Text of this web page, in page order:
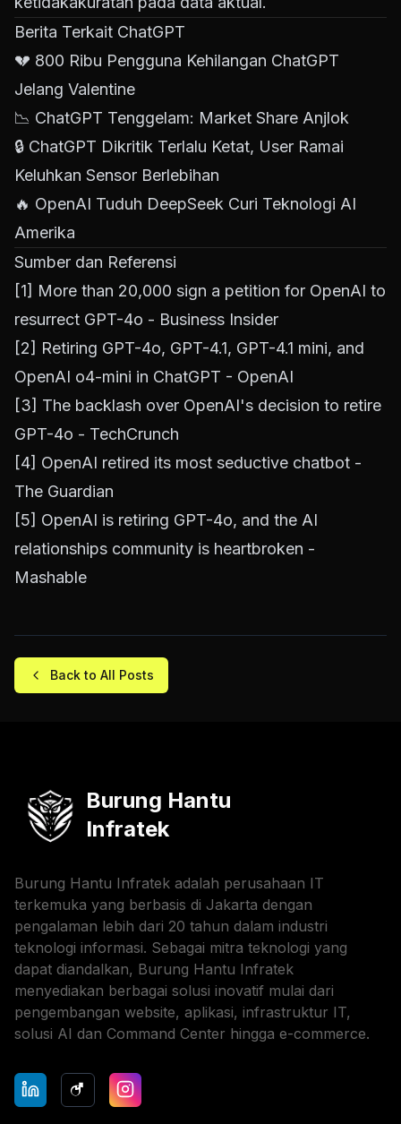
Berita Terkait ChatGPT
💔 800 Ribu Pengguna Kehilangan ChatGPT
Jelang Valentine
📉 ChatGPT Tenggelam: Market Share Anjlok
🔒 ChatGPT Dikritik Terlalu Ketat, User Ramai
Keluhkan Sensor Berlebihan
🔥 OpenAI Tuduh DeepSeek Curi Teknologi AI
Amerika
Sumber dan Referensi
[1] More than 20,000 sign a petition for OpenAI to
resurrect GPT-4o - Business Insider
[2] Retiring GPT-4o, GPT-4.1, GPT-4.1 mini, and
OpenAI o4-mini in ChatGPT - OpenAI
[3] The backlash over OpenAI's decision to retire
GPT-4o - TechCrunch
[4] OpenAI retired its most seductive chatbot -
The Guardian
[5] OpenAI is retiring GPT-4o, and the AI
relationships community is heartbroken -
Mashable
Back to All Posts
Burung Hantu
Infratek
Burung Hantu Infratek adalah perusahaan IT
terkemuka yang berbasis di Jakarta dengan
pengalaman lebih dari 20 tahun dalam industri
teknologi informasi. Sebagai mitra teknologi yang
dapat diandalkan, Burung Hantu Infratek
menyediakan berbagai solusi inovatif mulai dari
pengembangan website, aplikasi, infrastruktur IT,
solusi AI dan Command Center hingga e-commerce.